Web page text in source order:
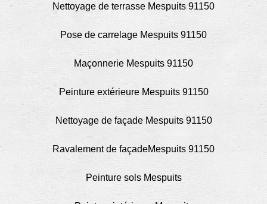
Nettoyage de terrasse Mespuits 91150
Pose de carrelage Mespuits 91150
Maçonnerie Mespuits 91150
Peinture extérieure Mespuits 91150
Nettoyage de façade Mespuits 91150
Ravalement de façadeMespuits 91150
Peinture sols Mespuits